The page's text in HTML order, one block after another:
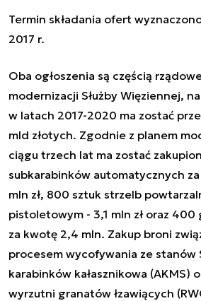
Termin składania ofert
2017 r.
Oba ogłoszenia są częścią
modernizacji Służby Więziennej,
w latach 2017-2020 ma zostać
mld złotych. Zgodnie z planem
ciągu trzech lat ma zostać
subkarabinków automatycznych
mln zł, 800 sztuk strzelb
pistoletowym - 3,1 mln zł oraz
za kwotę 2,4 mln. Zakup broni
procesem wycofywania ze stanów
karabinków kałasznikowa (AKMS)
wyrzutni granatów łzawiących